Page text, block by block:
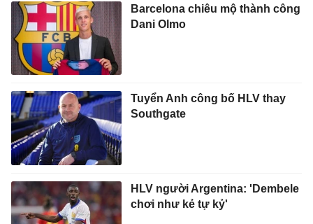
Barcelona chiêu mộ thành công
Dani Olmo
Tuyển Anh công bố HLV thay
Southgate
HLV người Argentina: 'Dembele
chơi như kẻ tự kỷ'